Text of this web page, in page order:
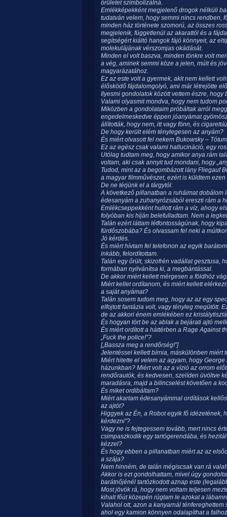
őrületet szimbolizálná.
Emlékképekként megjelenő drogok nélküli
tudatván velem, hogy semmi nincs rendben,
minden ház története szomorú, az összes
megjelenik, függetlenül az akarattól és a
segítségért kiáltó hangok fájó könnyeit, az
molekulájának vérszomjas okádását.
Minden el volt baszva, minden tönkre volt
a vég, aminek semmi köze a jelen, múlt és
magyarázatához.
Ez az este volt a gyermek, akit nem kellett
élősködő fájdalomgolyó, ami már létrejötte
Ilyesmi gondolatok között vettem észre, hogy
Valami olyasmit mondva, hogy nem tudom
Miközben a gondolataim próbáltak arról
engedelmeskedve éppen jóanyámat
állították, hogy nem, itt vagy fönn, és
De hogy került elém ténylegesen az anyám?
És miért olvasott fel nekem Bukowsky –
Ez az egész csak valami hallucináció, egy
Utólag tudtam meg, hogy amikor anya rám
voltam, aki csak annyit tud mondani, hogy
Tudod, mint az a begombázott lány Fliegauf
a magyar filmművészet, ezért is küldtem
De ne térjünk el a tárgytól.
A következő pillanatban a ruháimat
édesanyám a zuhanyrózsából ereszti rám a
Emlékcseppekként hullott rám a víz, ahogy
folyóban kis híján belefulladtam. Nem a
Talán ezért láttam létfontosságúnak, hogy
fürdőszobába? És olvassam fel neki a
Jó kérdés.
És miért hívtam fel telefonon az egyik
inkább, felordítottam.
Talán egy őrült, skizofrén vadállat gesztusa,
formában nyilvánítsa ki, a megbántással.
De akkor miért kellett mérgesen a földhöz
Miért kellet ordítanom, és miért kellett
a saját anyámat?
Talán sosem tudom meg, hogy az az egy
elfojtott fantázia volt, vagy tényleg megütött.
de az akkori énem emlékében ez
És hogyan tört be az ablak a bejárati ajtó
És miért ordított a háttérben a Rage Against
„Fuck the police!”?
[„Bassza meg a rendőrség!”]
Jelentéssel kellett bírnia, máskülönben miért
Miért hitette el velem az agyam, hogy
házunkban? Miért volt az a vízió az orrom
rendőrautók, és kedvesen, szelíden üvöltve
maradásra, majd a bilincselést követően a
És miket ordibáltam?
Miért akartam édesanyámmal ordítások
az ajtót?
Higgyek az Én, a Robot egyik fő idézetének,
kérdezni”?.
Vagy ne is fejtegessem tovább, mert nincs
csimpaszkodik egy tartógerendába, és
kézzel?
És hogy ebben a pillanatban miért az az
a szája?
Nem hinném, de talán mégiscsak van rá
Akkor is ezt gondolhattam, mivel úgy
barátnőjénél tartózkodott aznap este
Most jövök rá, hogy nem voltam teljesen
kihalt főút közepén rúgtam le azokat a
Valahol ott, azon a kanyarnál
ahol egy kamion könnyen odalapíthat a